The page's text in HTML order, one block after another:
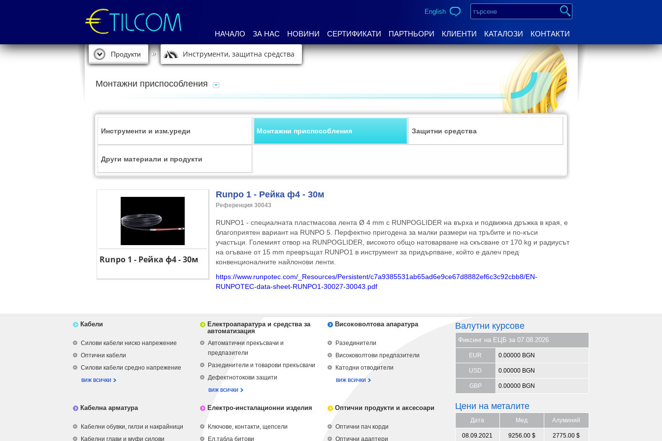
English
НАЧАЛО ЗА НАС НОВИНИ СЕРТИФИКАТИ ПАРТНЬОРИ КЛИЕНТИ КАТАЛОЗИ КОНТАКТИ
Продукти Инструменти, защитна средства
Монтажни приспособления
Инструменти и изм.уреди Монтажни приспособления Защитни средства
Други материали и продукти
Runpo 1 - Рейка ф4 - 30м
Runpo 1 - Рейка ф4 - 30м
Референция 30043
RUNPO1 - специалната пластмасова лента Ø 4 mm с RUNPOGLIDER на върха и подвижна дръжка в края, е
благоприятен вариант на RUNPO 5. Перфектно пригодена за малки размери на тръбите и по-къси
участъци. Големият отвор на RUNPOGLIDER, високото общо натоварване на скъсване от 170 kg и радиусът
на огъване от 15 mm превръщат RUNPO1 в инструмент за придърпване, който е далеч пред
конвенционалните найлонови ленти.
https://www.runpotec.com/_Resources/Persistent/c7a9385531ab65ad6e9ce67d8882ef6c3c92cbb8/EN-
RUNPOTEC-data-sheet-RUNPO1-30027-30043.pdf
Кабели
Силови кабели ниско напрежение
Оптични кабели
Силови кабели средно напрежение
виж всички
Електроапаратура и средства за
автоматизация
Автоматични прекъсвачи и
предпазители
Разединители и товарови прекъсвачи
Дефектнотокови защити
виж всички
Високоволтова апаратура
Разединители
Високоволтови предпазители
Катодни отводители
виж всички
Кабелна арматура
Кабелни обувки, гилзи и накрайници
Кабелни глави и муфи силови
Електро-инсталационни изделия
Ключове, контакти, щепсели
Ел.табла битови
Оптични продукти и аксесоари
Оптични пач корди
Оптични адаптери
Валутни курсове
Фиксинг на ЕЦБ за 07.08.2026
EUR 0.00000 BGN
USD 0.00000 BGN
GBP 0.00000 BGN
Цени на металите
Дата Мед Алуминий
08.09.2021 9256.00 $ 2775.00 $